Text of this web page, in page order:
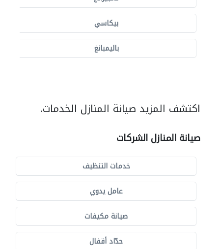
بيكاسي
باليمبانغ
اكتشف المزيد صيانة المنازل الخدمات.
صيانة المنازل الشركات
خدمات التنظيف
عامل يدوي
صيانة مكيفات
حدّاد أقفال